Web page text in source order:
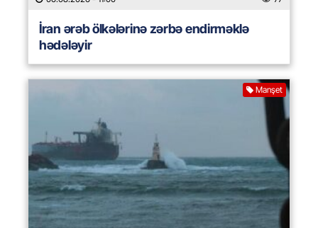
İran ərəb ölkələrinə zərbə endirməklə
hədələyir
Manşet